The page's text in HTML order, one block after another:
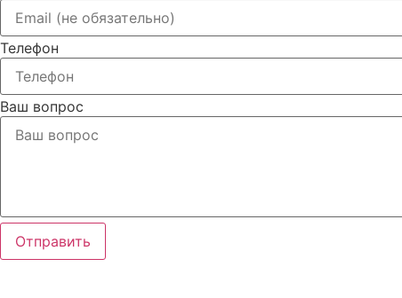
Телефон
Ваш вопрос
Отправить